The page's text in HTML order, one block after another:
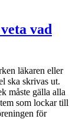
vad
läkaren eller
ska skrivas ut.
måste gälla alla
som lockar till
för